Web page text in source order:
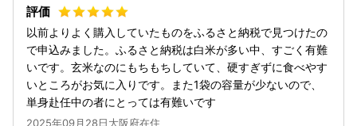
以前よりよく購入していたものをふるさと納税で見つけたの
で申込みました。ふるさと納税は白米が多い中、すごく有難
いです。玄米なのにもちもちしていて、硬すぎずに食べやす
いところがお気に入りです。また1袋の容量が少ないので、
単身赴任中の者にとっては有難いです
2025年09月28日大阪府在住